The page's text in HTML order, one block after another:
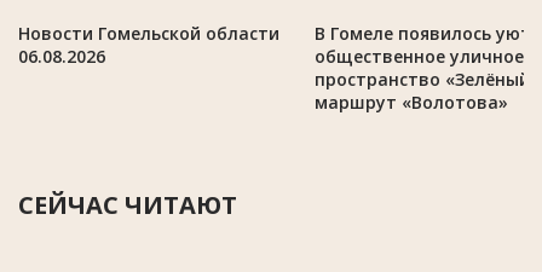
Новости Гомельской области
06.08.2026
В Гомеле появилось
общественное уличное
пространство «Зелёный
маршрут «Волотова»
СЕЙЧАС ЧИТАЮТ